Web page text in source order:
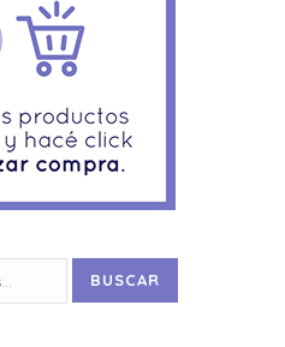
BUSCAR